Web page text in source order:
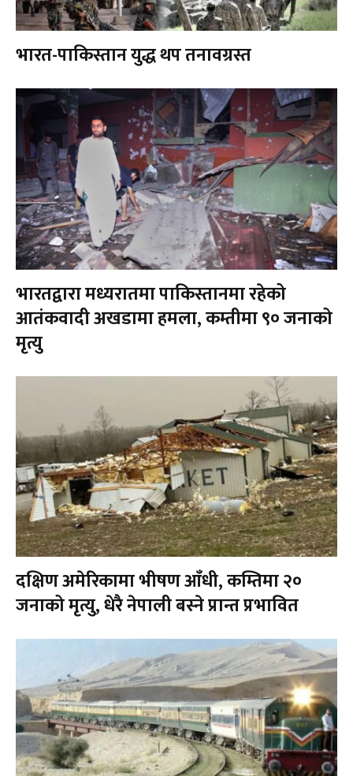
भारत-पाकिस्तान युद्ध थप तनावग्रस्त
भारतद्वारा मध्यरातमा पाकिस्तानमा रहेको
आतंकवादी अखडामा हमला, कम्तीमा ९० जनाको
मृत्यु
दक्षिण अमेरिकामा भीषण आँधी, कम्तिमा २०
जनाको मृत्यु, धेरै नेपाली बस्ने प्रान्त प्रभावित